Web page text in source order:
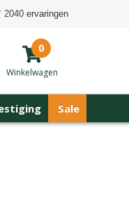
2040 ervaringen
0
Winkelwagen
Sale